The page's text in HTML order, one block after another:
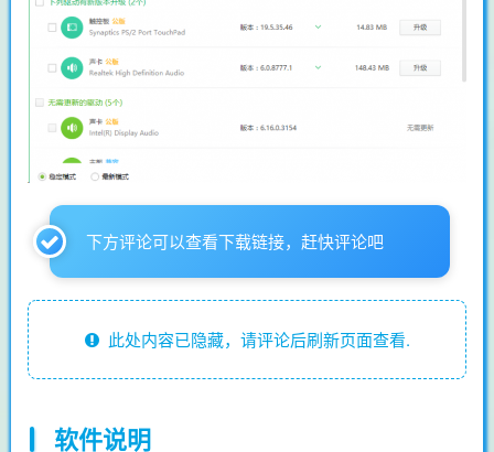
下方评论可以查看下载链接，赶快评论吧
此处内容已隐藏，请评论后刷新页面查看.
软件说明